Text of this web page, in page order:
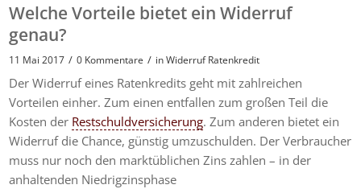
Welche Vorteile bietet ein Widerruf
genau?
11 Mai 2017 / 0 Kommentare / inWiderruf Ratenkredit
Der Widerruf eines Ratenkredits geht mit zahlreichen
Vorteilen einher. Zum einen entfallen zum großen Teil die
Kosten der Restschuldversicherung. Zum anderen bietet ein
Widerruf die Chance, günstig umzuschulden. Der Verbraucher
muss nur noch den marktüblichen Zins zahlen – in der
anhaltenden Niedrigzinsphase